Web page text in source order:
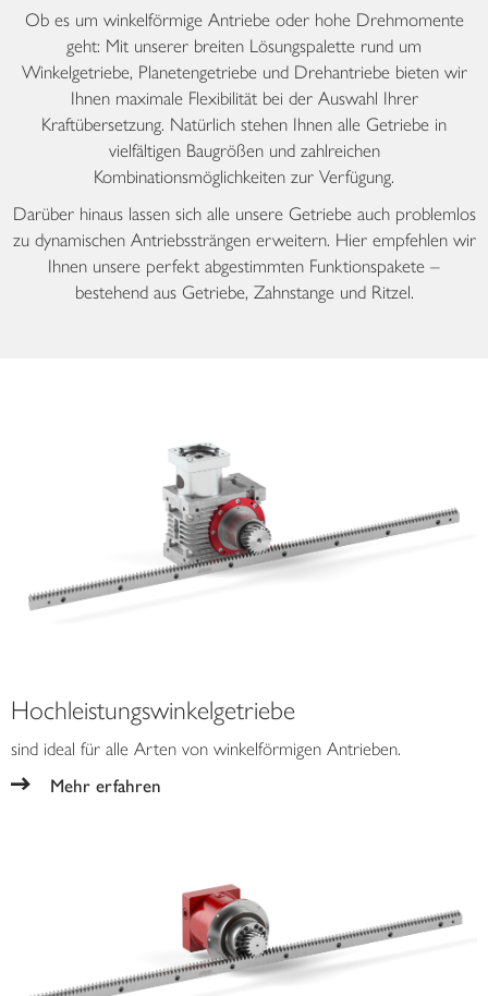
Ob es um winkelförmige Antriebe oder hohe Drehmomente
geht: Mit unserer breiten Lösungspalette rund um
Winkelgetriebe, Planetengetriebe und Drehantriebe bieten wir
Ihnen maximale Flexibilität bei der Auswahl Ihrer
Kraftübersetzung. Natürlich stehen Ihnen alle Getriebe in
vielfältigen Baugrößen und zahlreichen
Kombinationsmöglichkeiten zur Verfügung.
Darüber hinaus lassen sich alle unsere Getriebe auch problemlos
zu dynamischen Antriebssträngen erweitern. Hier empfehlen wir
Ihnen unsere perfekt abgestimmten Funktionspakete –
bestehend aus Getriebe, Zahnstange und Ritzel.
Hochleistungswinkelgetriebe
sind ideal für alle Arten von winkelförmigen Antrieben.
Mehr erfahren